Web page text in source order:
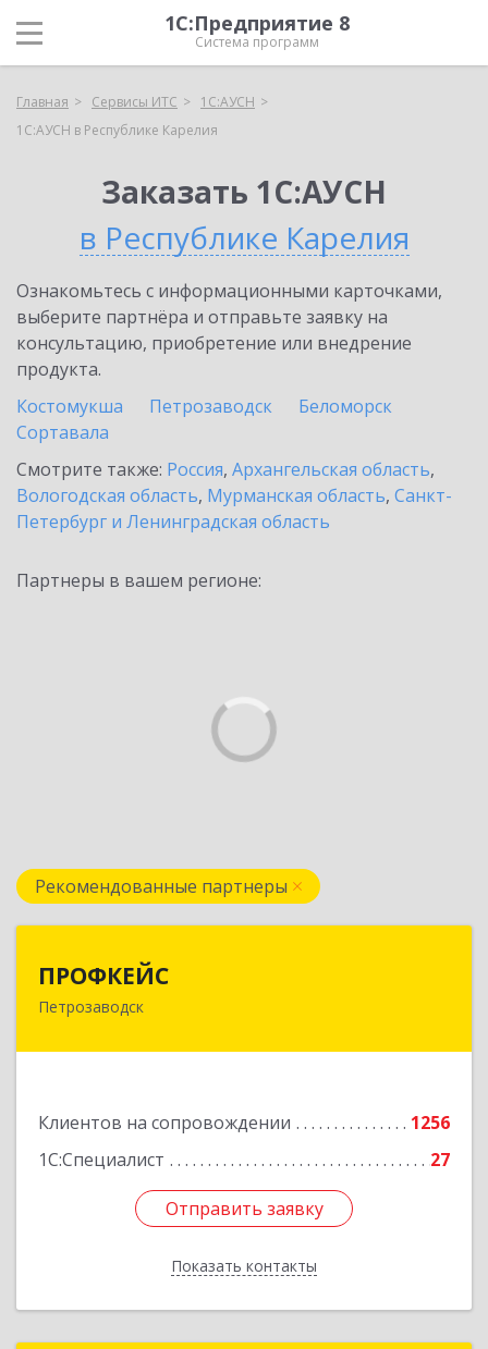
1С:Предприятие 8
Система программ
Главная Сервисы ИТС
1С:АУСН
1С:АУСН в Республике Карелия
Заказать 1С:АУСН
в Республике Карелия
Ознакомьтесь с информационными карточками,
выберите партнёра и отправьте заявку на
консультацию, приобретение или внедрение
продукта.
Костомукша
Петрозаводск
Беломорск
Сортавала
Смотрите также: Россия, Архангельская область,
Вологодская область, Мурманская область, Санкт-
Петербург и Ленинградская область
Партнеры в вашем регионе:
Рекомендованные партнеры
ПРОФКЕЙС
Петрозаводск
Клиентов на сопровождении
1256
1С:Специалист
27
Отправить заявку
Показать контакты
185035, Карелия Респ, Петрозаводск г, Красная
Отправить заявку
Назад